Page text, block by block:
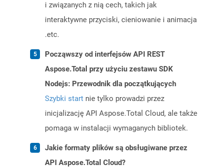
i związanych z nią cech, takich jak
interaktywne przyciski, cieniowanie i animacja
.etc.
Począwszy od interfejsów API REST
Aspose.Total przy użyciu zestawu SDK
Nodejs: Przewodnik dla początkujących
Szybki start nie tylko prowadzi przez
inicjalizację API Aspose.Total Cloud, ale także
pomaga w instalacji wymaganych bibliotek.
Jakie formaty plików są obsługiwane przez
API Aspose.Total Cloud?